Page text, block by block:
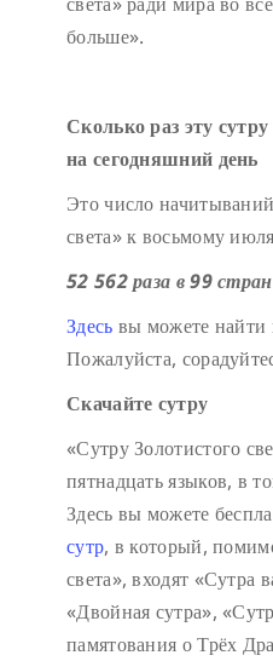
больше».
Сколько раз эту
на сегодняшний день
Это число
света» к восьмому
52 562 раза в 99
Здесь вы можете найти
Пожалуйста,
Скачайте сутру
«Сутру Золотистого
пятнадцать языков, в
Здесь вы можете
сутр, в который,
света», входят «Сутра
«Двойная сутра»,
памятования о Трёх